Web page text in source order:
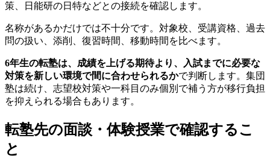
策、日能研の日特などとの接続を確認します。
名称があるかだけでは不十分です。対象校、受講資格、過去
問の扱い、添削、復習時間、移動時間を比べます。
6年生の転塾は、成績を上げる期待より、入試までに必要な
対策を新しい環境で間に合わせられるかで判断します。集団
塾は続け、志望校対策や一科目のみ個別で補う方が移行負担
を抑えられる場合もあります。
転塾先の面談・体験授業で確認するこ
と